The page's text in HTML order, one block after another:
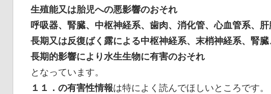
生殖能又は胎児への悪影響のおそれ
呼吸器、腎臓、中枢神経系、歯肉、消化管、心血管系、
長期又は反復ばく露による中枢神経系、末梢神経系、腎
長期的影響により水生生物に有害のおそれ
となっています。
１１．の有害性情報は特によく読んでほしいところです。